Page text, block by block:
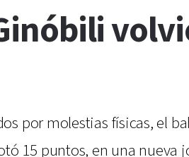
por molestias físicas, el
15 puntos, en una nueva